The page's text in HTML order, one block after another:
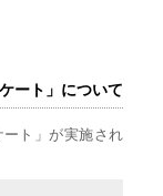
ート」について
ト」が実施され